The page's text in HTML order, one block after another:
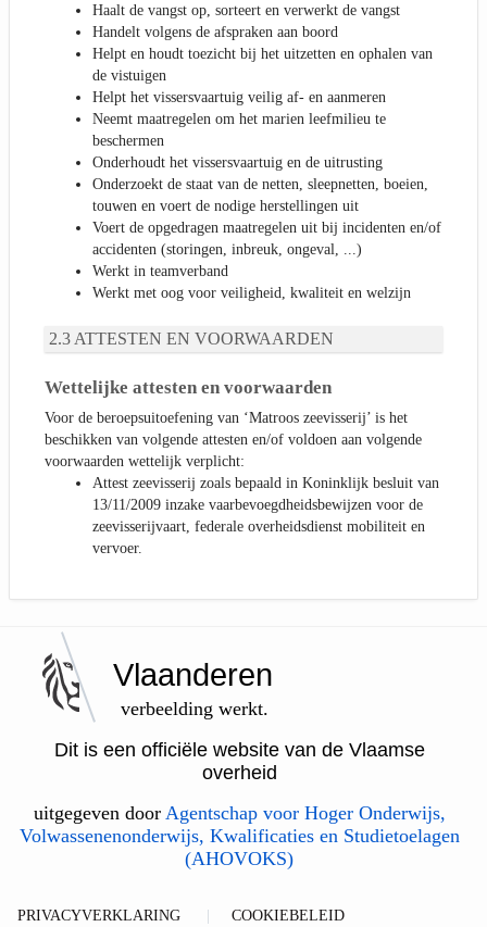
Haalt de vangst op, sorteert en verwerkt de vangst
Handelt volgens de afspraken aan boord
Helpt en houdt toezicht bij het uitzetten en ophalen van
de vistuigen
Helpt het vissersvaartuig veilig af- en aanmeren
Neemt maatregelen om het marien leefmilieu te
beschermen
Onderhoudt het vissersvaartuig en de uitrusting
Onderzoekt de staat van de netten, sleepnetten, boeien,
touwen en voert de nodige herstellingen uit
Voert de opgedragen maatregelen uit bij incidenten en/of
accidenten (storingen, inbreuk, ongeval, ...)
Werkt in teamverband
Werkt met oog voor veiligheid, kwaliteit en welzijn
ATTESTEN EN VOORWAARDEN
Wettelijke attesten en voorwaarden
Voor de beroepsuitoefening van ‘Matroos zeevisserij’ is het
beschikken van volgende attesten en/of voldoen aan volgende
voorwaarden wettelijk verplicht:
Attest zeevisserij zoals bepaald in Koninklijk besluit van
13/11/2009 inzake vaarbevoegdheidsbewijzen voor de
zeevisserijvaart, federale overheidsdienst mobiliteit en
vervoer.
Vlaanderen
verbeelding werkt.
Dit is een officiële website van de Vlaamse
overheid
uitgegeven door Agentschap voor Hoger Onderwijs,
Volwassenenonderwijs, Kwalificaties en Studietoelagen
(AHOVOKS)
PRIVACYVERKLARING
COOKIEBELEID